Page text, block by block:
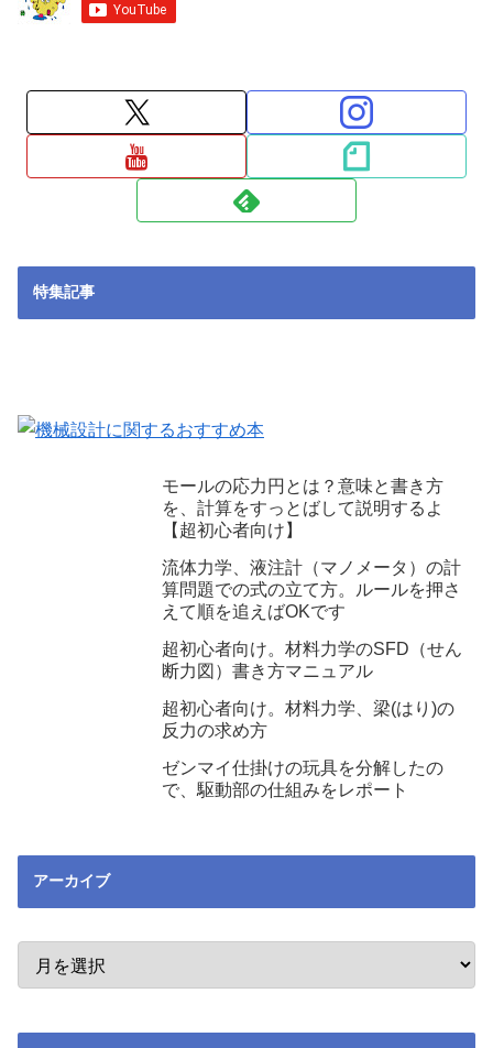
特集記事
モールの応力円とは？意味と書き方
を、計算をすっとばして説明するよ
【超初心者向け】
流体力学、液注計（マノメータ）の計
算問題での式の立て方。ルールを押さ
えて順を追えばOKです
超初心者向け。材料力学のSFD（せん
断力図）書き方マニュアル
超初心者向け。材料力学、梁(はり)の
反力の求め方
ゼンマイ仕掛けの玩具を分解したの
で、駆動部の仕組みをレポート
アーカイブ